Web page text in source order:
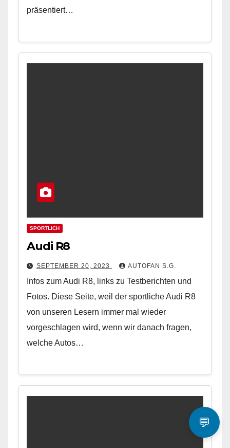
präsentiert…
SPORTLICH
Audi R8
SEPTEMBER 20, 2023 AUTOFAN S.G.
Infos zum Audi R8, links zu Testberichten und
Fotos. Diese Seite, weil der sportliche Audi R8
von unseren Lesern immer mal wieder
vorgeschlagen wird, wenn wir danach fragen,
welche Autos…
💬